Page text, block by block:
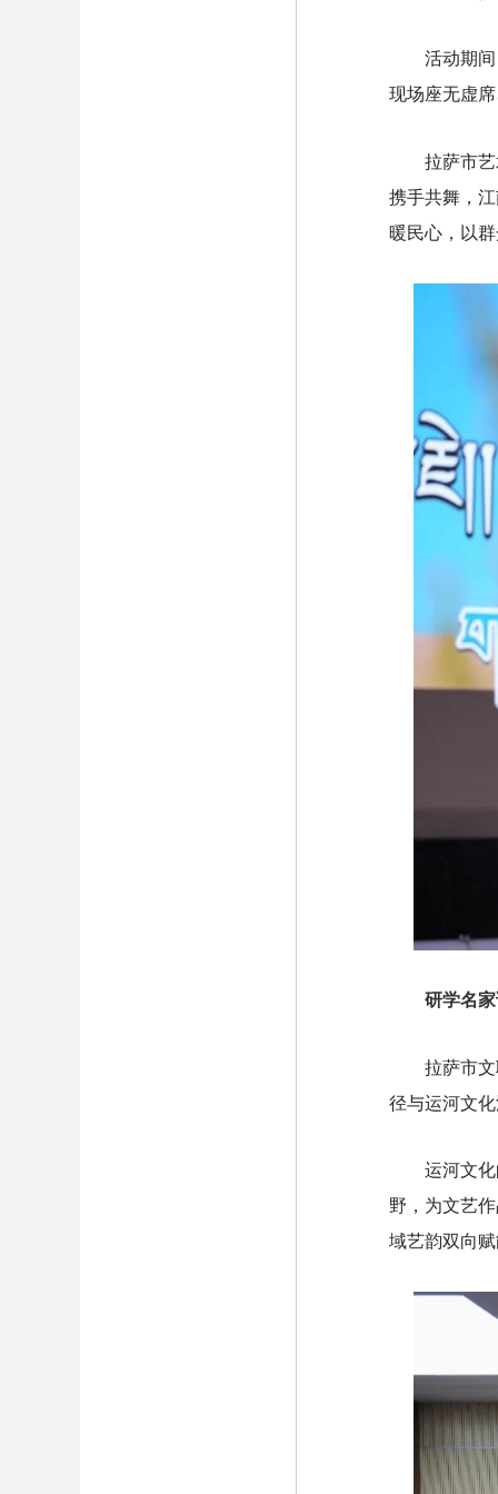
活动期
现场座无虚
拉萨市
携手共舞，
暖民心，以
研学名
拉萨市
径与运河文
运河文
野，为文艺
域艺韵双向